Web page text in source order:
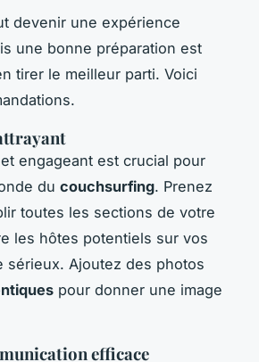
devenir une expérience
une bonne préparation est
tirer le meilleur parti. Voici
engageant est crucial pour
du couchsurfing. Prenez
toutes les sections de votre
les hôtes potentiels sur vos
sérieux. Ajoutez des photos
pour donner une image
efficace